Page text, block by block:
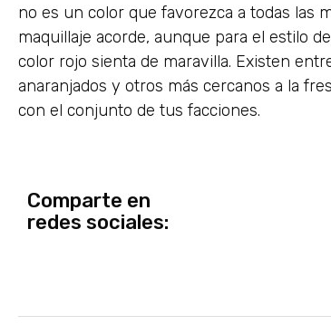
no es un color que favorezca a todas las
maquillaje acorde, aunque para el estilo
color rojo sienta de maravilla. Existen
anaranjados y otros más cercanos a la
con el conjunto de tus facciones.
Comparte en
redes sociales: